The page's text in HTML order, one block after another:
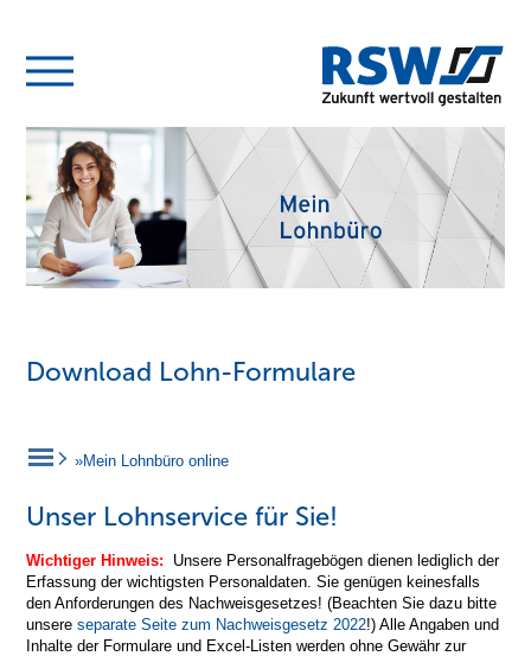
Download Lohn-Formulare
»Mein Lohnbüro online
Unser Lohnservice für Sie!
Wichtiger Hinweis:
Unsere Personalfragebögen dienen lediglich der
Erfassung der wichtigsten Personaldaten. Sie genügen keinesfalls
den Anforderungen des Nachweisgesetzes! (Beachten Sie dazu bitte
unsereseparate Seite zum Nachweisgesetz 2022!) Alle Angaben und
Inhalte der Formulare und Excel-Listen werden ohne Gewähr zur